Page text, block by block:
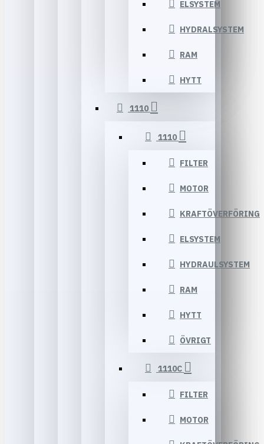
ELSYSTEM
HYDRALSYSTEM
RAM
HYTT
1110
1110
FILTER
MOTOR
KRAFTÖVERFÖRING
ELSYSTEM
HYDRAULSYSTEM
RAM
HYTT
ÖVRIGT
1110C
FILTER
MOTOR